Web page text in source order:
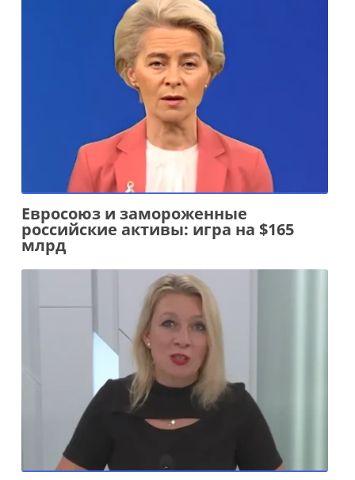
Евросоюз и замороженные
российские активы: игра на $165
млрд